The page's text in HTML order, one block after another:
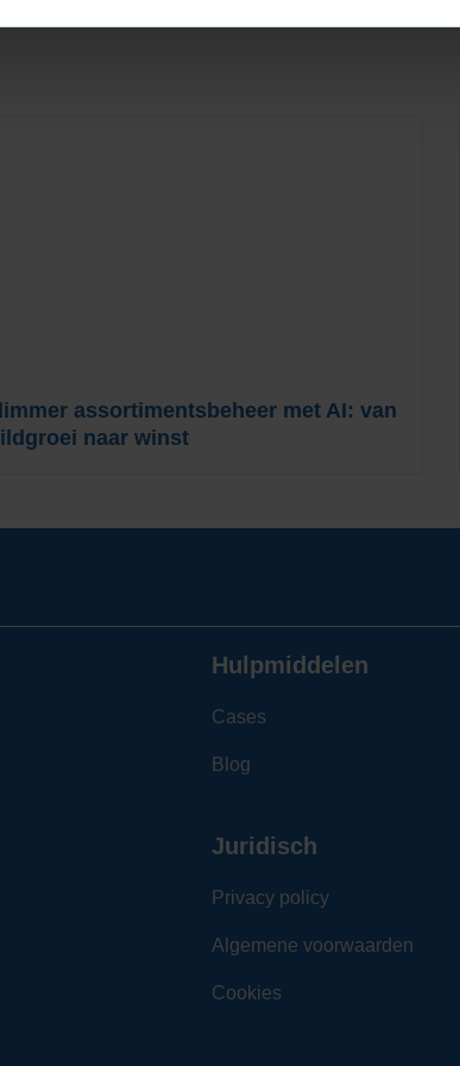
assortimentsbeheer met AI: van
naar winst
Hulpmiddelen
Cases
Blog
Juridisch
Privacy policy
Algemene voorwaarden
Cookies